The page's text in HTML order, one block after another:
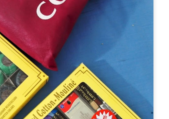
bit.ly/WRartes
wagnner.reis
wagnerreisss
2023porWagner Reis
Fácil Gráfico grátis Natal
comentário